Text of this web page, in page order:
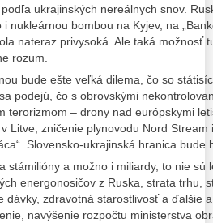
ukrajinských nereálnych snov.
nukleárnou bombou na Kyjev, na
nateraz privysoká. Ale taká možnosť
rozum.
bude ešte veľká dilema, čo so
podejú, čo s obrovskými
terorizmom – drony nad európskymi
Litve, zničenie plynovodu Nord
Slovensko-ukrajinská hranica
stámilióny a možno i miliardy, to nie
energonosičov z Ruska, strata trhu,
dávky, zdravotná starostlivosť a ďalšie
navýšenie rozpočtu ministerstva